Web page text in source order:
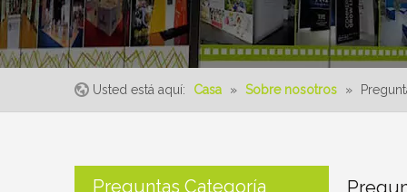
Usted está aquí: Casa » Sobre nosotros »
Preguntas Categoría